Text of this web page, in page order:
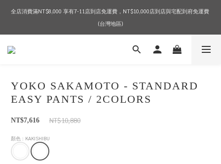
全店消費滿NT$8,000 享有7-11店到店免運費，NT$10,000店到店與宅配到府免運費
(台灣地區)
2026 SPRING & SUMMER SEASON SALE
YOKO SAKAMOTO - STANDARD
EASY PANTS / 2COLORS
NT$10,880
NT$7,616
顏色 : KAKISHIBU